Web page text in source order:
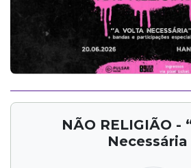
NÃO RELIGIÃO -
Necessária